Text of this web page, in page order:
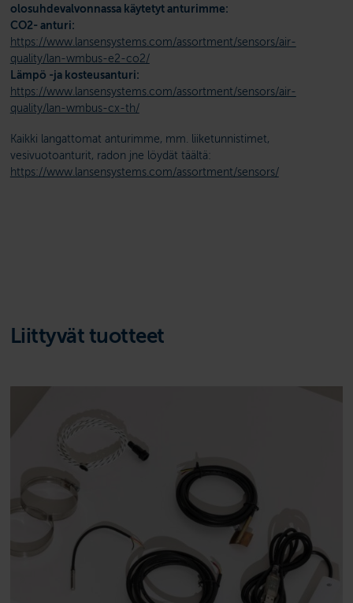
olosuhdevalvonnassa käytetyt anturimme:
CO2- anturi:
https://www.lansensystems.com/assortment/sensors/air-
quality/lan-wmbus-e2-co2/
Lämpö -ja kosteusanturi:
https://www.lansensystems.com/assortment/sensors/air-
quality/lan-wmbus-cx-th/
Kaikki langattomat anturimme, mm. liiketunnistimet,
vesivuotoanturit, radon jne löydät täältä:
https://www.lansensystems.com/assortment/sensors/
Liittyvät tuotteet